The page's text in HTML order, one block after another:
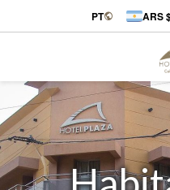
PT ARS